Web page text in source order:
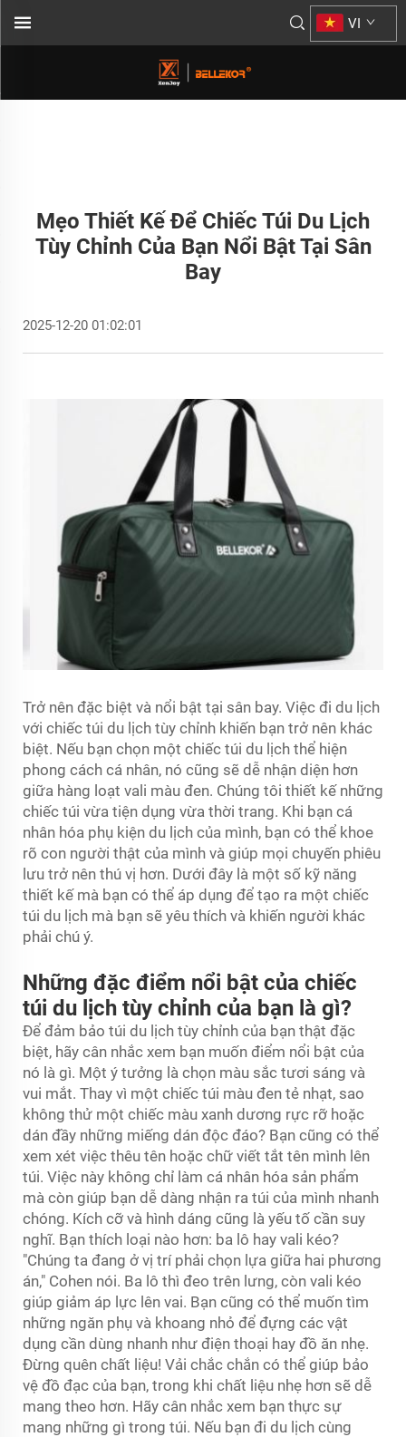
VI
Mẹo Thiết Kế Để Chiếc Túi Du Lịch
Tùy Chỉnh Của Bạn Nổi Bật Tại Sân
Bay
2025-12-20 01:02:01
Trở nên đặc biệt và nổi bật tại sân bay. Việc đi du lịch
với chiếc túi du lịch tùy chỉnh khiến bạn trở nên khác
biệt. Nếu bạn chọn một chiếc túi du lịch thể hiện
phong cách cá nhân, nó cũng sẽ dễ nhận diện hơn
giữa hàng loạt vali màu đen. Chúng tôi thiết kế những
chiếc túi vừa tiện dụng vừa thời trang. Khi bạn cá
nhân hóa phụ kiện du lịch của mình, bạn có thể khoe
rõ con người thật của mình và giúp mọi chuyến phiêu
lưu trở nên thú vị hơn. Dưới đây là một số kỹ năng
thiết kế mà bạn có thể áp dụng để tạo ra một chiếc
túi du lịch mà bạn sẽ yêu thích và khiến người khác
phải chú ý.
Những đặc điểm nổi bật của chiếc
túi du lịch tùy chỉnh của bạn là gì?
Để đảm bảo túi du lịch tùy chỉnh của bạn thật đặc
biệt, hãy cân nhắc xem bạn muốn điểm nổi bật của
nó là gì. Một ý tưởng là chọn màu sắc tươi sáng và
vui mắt. Thay vì một chiếc túi màu đen tẻ nhạt, sao
không thử một chiếc màu xanh dương rực rỡ hoặc
dán đầy những miếng dán độc đáo? Bạn cũng có thể
xem xét việc thêu tên hoặc chữ viết tắt tên mình lên
túi. Việc này không chỉ làm cá nhân hóa sản phẩm
mà còn giúp bạn dễ dàng nhận ra túi của mình nhanh
chóng. Kích cỡ và hình dáng cũng là yếu tố cần suy
nghĩ. Bạn thích loại nào hơn: ba lô hay vali kéo?
"Chúng ta đang ở vị trí phải chọn lựa giữa hai phương
án," Cohen nói. Ba lô thì đeo trên lưng, còn vali kéo
giúp giảm áp lực lên vai. Bạn cũng có thể muốn tìm
những ngăn phụ và khoang nhỏ để đựng các vật
dụng cần dùng nhanh như điện thoại hay đồ ăn nhẹ.
Đừng quên chất liệu! Vải chắc chắn có thể giúp bảo
vệ đồ đạc của bạn, trong khi chất liệu nhẹ hơn sẽ dễ
mang theo hơn. Hãy cân nhắc xem bạn thực sự
mang những gì trong túi. Nếu bạn đi du lịch cùng